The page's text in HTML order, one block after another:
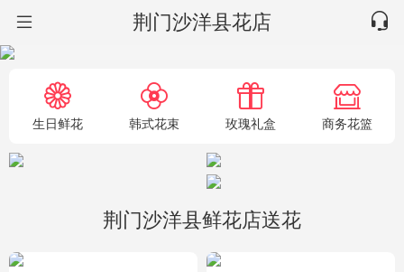
荆门沙洋县花店
生日鲜花 韩式花束 玫瑰礼盒 商务花篮
荆门沙洋县鲜花店送花